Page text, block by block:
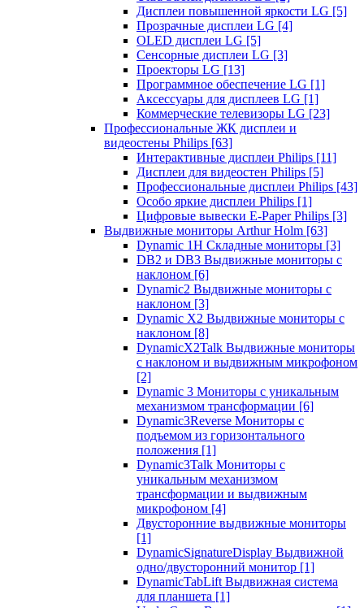
Дисплеи повышенной яркости LG [5]
Прозрачные дисплеи LG [4]
OLED дисплеи LG [5]
Сенсорные дисплеи LG [3]
Проекторы LG [13]
Программное обеспечение LG [1]
Аксессуары для дисплеев LG [1]
Коммерческие телевизоры LG [23]
Профессиональные ЖК дисплеи и
видеостены Philips [63]
Интерактивные дисплеи Philips [11]
Дисплеи для видеостен Philips [5]
Профессиональные дисплеи Philips [43]
Особо яркие дисплеи Philips [1]
Цифровые вывески E-Paper Philips [3]
Выдвижные мониторы Arthur Holm [63]
Dynamic 1Н Складные мониторы [3]
DB2 и DB3 Выдвижные мониторы с
наклоном [6]
Dynamic2 Выдвижные мониторы с
наклоном [3]
Dynamic X2 Выдвижные мониторы с
наклоном [8]
DynamicX2Talk Выдвижные мониторы
с наклоном и выдвижным микрофоном
[2]
Dynamic 3 Мониторы с уникальным
механизмом трансформации [6]
Dynamic3Reverse Мониторы с
подъемом из горизонтального
положения [1]
Dynamic3Talk Мониторы с
уникальным механизмом
трансформации и выдвижным
микрофоном [4]
Двусторонние выдвижные мониторы
[1]
DynamicSignatureDisplay Выдвижной
одно/двусторонний монитор [1]
DynamicTabLift Выдвижная система
для планшета [1]